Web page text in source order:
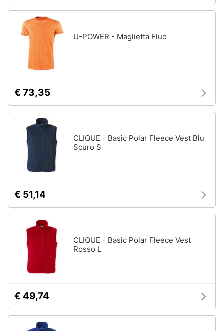
U-POWER - Maglietta Fluo
€ 73,35
CLIQUE - Basic Polar Fleece Vest Blu
Scuro S
€ 51,14
CLIQUE - Basic Polar Fleece Vest
Rosso L
€ 49,74